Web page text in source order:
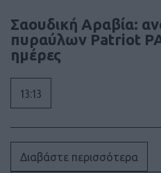
Σαουδική Αραβία:
πυραύλων Patriot
ημέρες
13:13
Διαβάστε περισσότερα